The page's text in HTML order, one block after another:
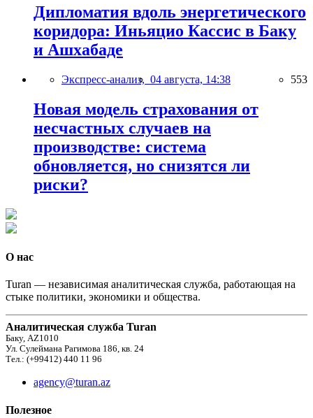
Дипломатия вдоль энергетического
коридора: Иньяцио Кассис в Баку
и Ашхабаде
Экспресс-анализ, 04 августа, 14:38 553
Новая модель страхования от
несчастных случаев на
производстве: система
обновляется, но снизятся ли
риски?
О нас
Turan — независимая аналитическая служба, работающая на
стыке политики, экономики и общества.
Аналитическая служба Turan
Баку, AZ1010
Ул. Сулеймана Рагимова 186, кв. 24
Тел.: (+99412) 440 11 96
agency@turan.az
Полезное